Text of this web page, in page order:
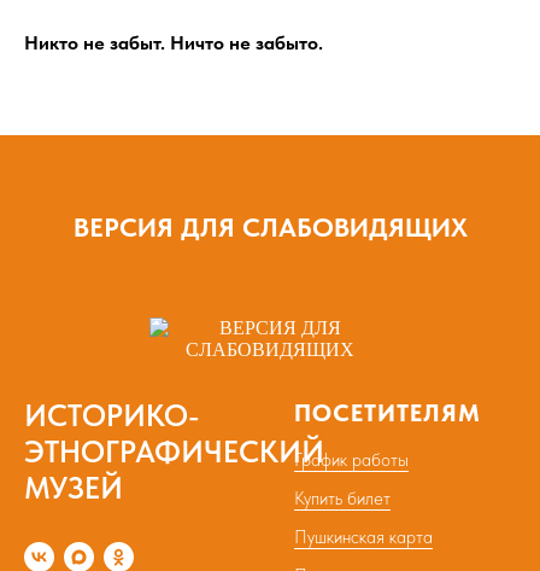
Никто не забыт. Ничто не забыто.
ВЕРСИЯ ДЛЯ СЛАБОВИДЯЩИХ
ИСТОРИКО-
ЭТНОГРАФИЧЕСКИЙ
МУЗЕЙ
ПОСЕТИТЕЛЯМ
График работы
Купить билет
Пушкинская карта